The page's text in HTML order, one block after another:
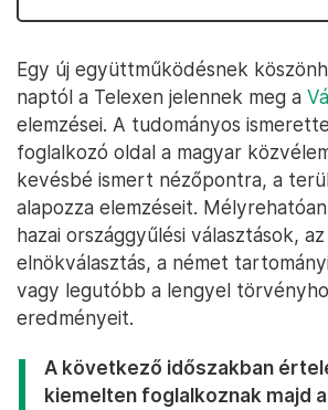
Egy új együttműködésnek
naptól a Telexen jelennek meg a
elemzései. A tudományos
foglalkozó oldal a magyar
kevésbé ismert nézőpontra, a
alapozza elemzéseit.
hazai országgyűlési választások,
elnökválasztás, a német
vagy legutóbb a lengyel
eredményeit.
A következő időszakban
kiemelten foglalkoznak majd